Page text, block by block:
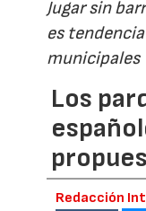
Jugar sin
es
municipales
Los
Redacción